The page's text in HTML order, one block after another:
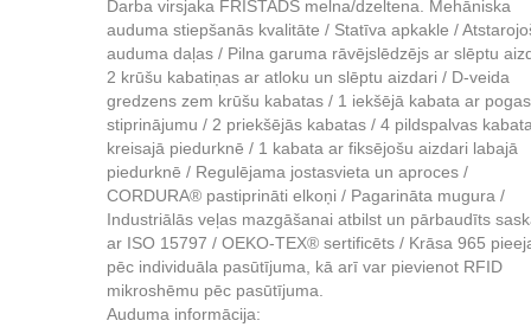
Darba virsjaka FRISTADS melna/dzeltena. Mehāniska
auduma stiepšanās kvalitāte / Statīva apkakle /
auduma daļas / Pilna garuma rāvējslēdzējs ar slēptu
2 krūšu kabatiņas ar atloku un slēptu aizdari / D-veida
gredzens zem krūšu kabatas / 1 iekšējā kabata ar pogas
stiprinājumu / 2 priekšējās kabatas / 4 pildspalvas
kreisajā piedurknē / 1 kabata ar fiksējošu aizdari labajā
piedurknē / Regulējama jostasvieta un aproces /
CORDURA® pastiprināti elkoņi / Pagarināta mugura /
Industriālās veļas mazgāšanai atbilst un pārbaudīts
ar ISO 15797 / OEKO-TEX® sertificēts / Krāsa 965
pēc individuāla pasūtījuma, kā arī var pievienot RFID
mikroshēmu pēc pasūtījuma.
Auduma informācija: